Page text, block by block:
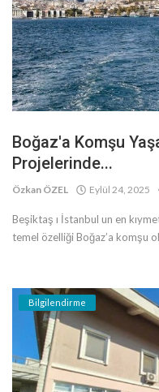
İletişim
Türkçe
Boğaz'a Komşu
Projelerinde...
Özkan ÖZEL Eylül 24, 2025
Beşiktaş ı İstanbul un en
temel özelliği Boğaz’a komşu
Bilgilendirme